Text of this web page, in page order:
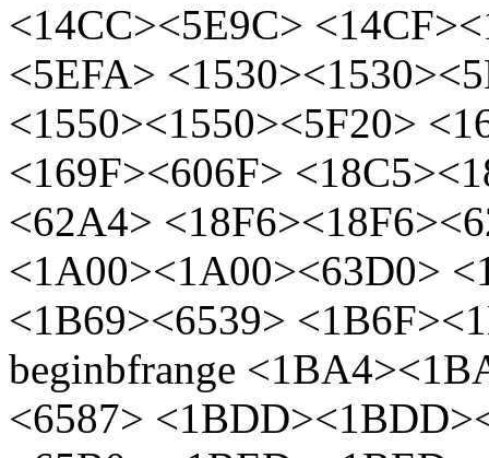
<14CC><5E9C>
<5EFA>
<1550><1550><5F20>
<169F><606F>
<62A4>
<1A00><1A00><63D0>
<1B69><6539>
beginbfrange
<6587>